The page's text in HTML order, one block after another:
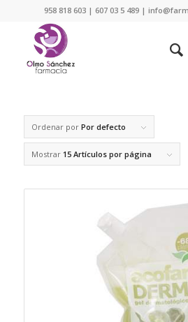
958 818 603 | 607 03 5 489 |
Ordenar por Por defecto
Mostrar 15 Artículos por página